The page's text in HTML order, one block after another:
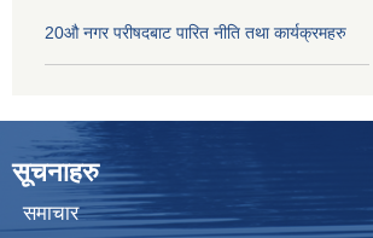
20औ नगर परीषदबाट पारित नीति तथा कार्यक्रमहरु
सूचनाहरु
समाचार